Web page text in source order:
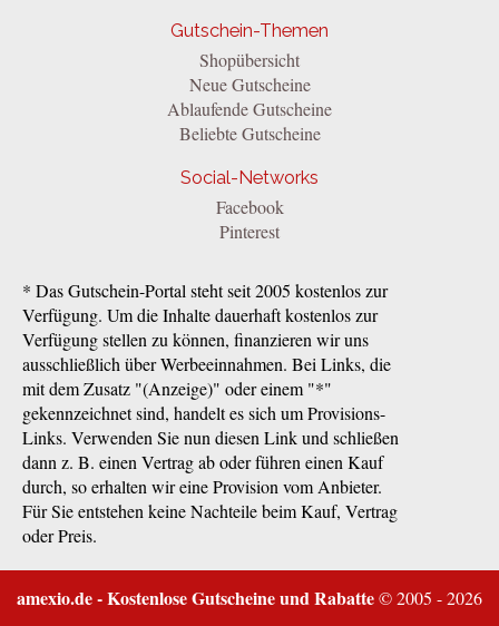
Gutschein-Themen
Shopübersicht
Neue Gutscheine
Ablaufende Gutscheine
Beliebte Gutscheine
Social-Networks
Facebook
Pinterest
* Das Gutschein-Portal steht seit 2005 kostenlos zur
Verfügung. Um die Inhalte dauerhaft kostenlos zur
Verfügung stellen zu können, finanzieren wir uns
ausschließlich über Werbeeinnahmen. Bei Links, die
mit dem Zusatz "(Anzeige)" oder einem "*"
gekennzeichnet sind, handelt es sich um Provisions-
Links. Verwenden Sie nun diesen Link und schließen
dann z. B. einen Vertrag ab oder führen einen Kauf
durch, so erhalten wir eine Provision vom Anbieter.
Für Sie entstehen keine Nachteile beim Kauf, Vertrag
oder Preis.
amexio.de - Kostenlose Gutscheine und Rabatte© 2005 - 2026